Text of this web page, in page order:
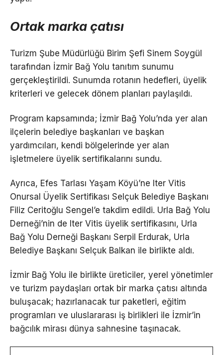
Ortak marka çatısı
Turizm Şube Müdürlüğü Birim Şefi Sinem Soygül
tarafından İzmir Bağ Yolu tanıtım sunumu
gerçekleştirildi. Sunumda rotanın hedefleri, üyelik
kriterleri ve gelecek dönem planları paylaşıldı.
Program kapsamında; İzmir Bağ Yolu’nda yer alan
ilçelerin belediye başkanları ve başkan
yardımcıları, kendi bölgelerinde yer alan
işletmelere üyelik sertifikalarını sundu.
Ayrıca, Efes Tarlası Yaşam Köyü’ne Iter Vitis
Onursal Üyelik Sertifikası Selçuk Belediye Başkanı
Filiz Ceritoğlu Sengel’e takdim edildi. Urla Bağ Yolu
Derneği’nin de Iter Vitis üyelik sertifikasını, Urla
Bağ Yolu Derneği Başkanı Serpil Erdurak, Urla
Belediye Başkanı Selçuk Balkan ile birlikte aldı.
İzmir Bağ Yolu ile birlikte üreticiler, yerel yönetimler
ve turizm paydaşları ortak bir marka çatısı altında
buluşacak; hazırlanacak tur paketleri, eğitim
programları ve uluslararası iş birlikleri ile İzmir’in
bağcılık mirası dünya sahnesine taşınacak.